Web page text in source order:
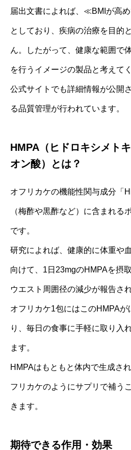
届出文書によれば、≪BMIが高
としており、疾病の治療を目的
ん。したがって、健康な範囲で
を行うイメージの製品と考えて
公式サイトでも詳細情報が公開
る品質管理が行われています。
HMPA（ヒドロキシメト
オン酸）とは？
オフリカケの機能性関与成分「
（梅酢や黒酢など）に含まれる
です。
研究によれば、健康的に体重や
向けて、1日23mgのHMPAを摂
ウエスト周囲径の減少が報告さ
オフリカケ1包にはこのHMPA
り、毎日の食事に手軽に取り入
ます。
HMPAはもともと体内で生成さ
フリカケのようにサプリで補う
きます。
期待できる作用・効果